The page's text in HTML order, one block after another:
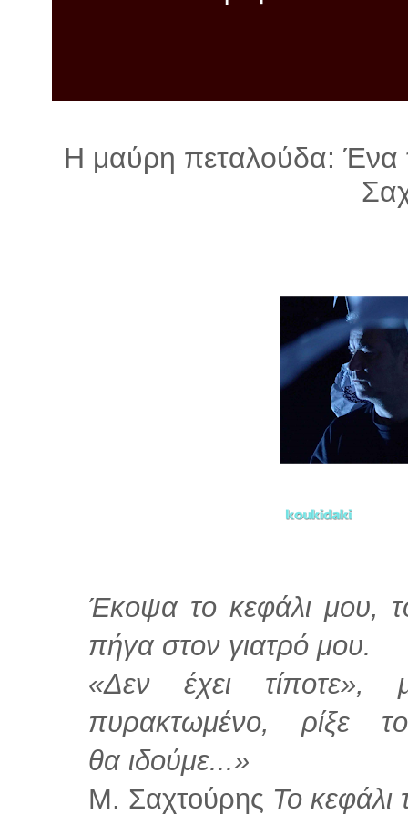
Η μαύρη πεταλούδα: Ένα
Έκοψα το κεφάλι μου,
πήγα στον γιατρό μου.
«Δεν έχει τίποτε»,
πυρακτωμένο, ρίξε
θα ιδούμε...»
Μ. Σαχτούρης Το κεφάλι